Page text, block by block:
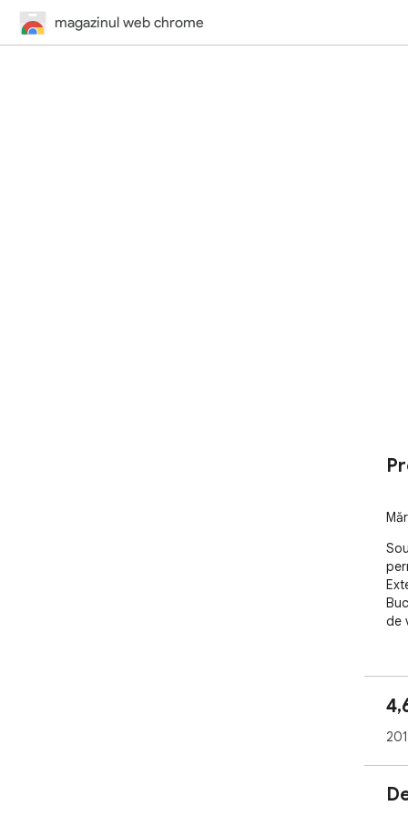
magazinul web chrome
de